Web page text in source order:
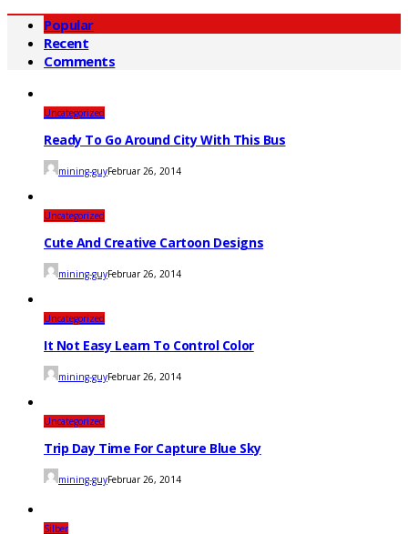
Popular
Recent
Comments
Uncategorized
Ready To Go Around City With This Bus
mining-guyFebruar 26, 2014
Uncategorized
Cute And Creative Cartoon Designs
mining-guyFebruar 26, 2014
Uncategorized
It Not Easy Learn To Control Color
mining-guyFebruar 26, 2014
Uncategorized
Trip Day Time For Capture Blue Sky
mining-guyFebruar 26, 2014
Silber